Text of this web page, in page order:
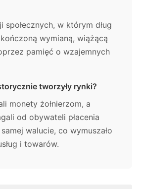
społecznych, w którym dług
wymianą, wiążącą
pamięć o wzajemnych
tworzyły rynki?
monety żołnierzom, a
od obywateli płacenia
walucie, co wymuszało
i towarów.